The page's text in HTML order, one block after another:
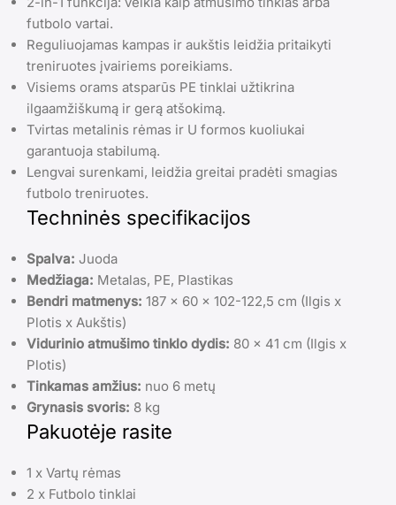
futbolo vartai.
Reguliuojamas kampas ir aukštis leidžia pritaikyti
treniruotes įvairiems poreikiams.
Visiems orams atsparūs PE tinklai užtikrina
ilgaamžiškumą ir gerą atšokimą.
Tvirtas metalinis rėmas ir U formos kuoliukai
garantuoja stabilumą.
Lengvai surenkami, leidžia greitai pradėti smagias
futbolo treniruotes.
Techninės specifikacijos
Spalva: Juoda
Medžiaga: Metalas, PE, Plastikas
Bendri matmenys: 187 x 60 x 102-122,5 cm (Ilgis x
Plotis x Aukštis)
Vidurinio atmušimo tinklo dydis: 80 x 41 cm (Ilgis x
Plotis)
Tinkamas amžius: nuo 6 metų
Grynasis svoris: 8 kg
Pakuotėje rasite
1 x Vartų rėmas
2 x Futbolo tinklai